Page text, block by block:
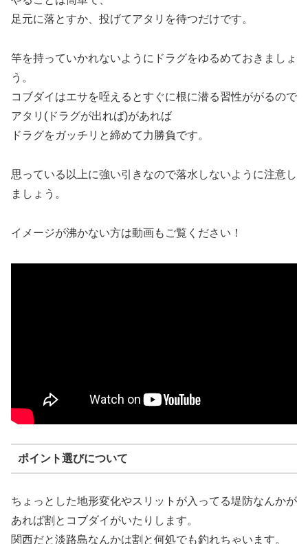
足元に落とすか、投げてアタリを待つだけです。
竿を持っていかれないようにドラグをゆるめておきましょ
う。
コブダイはエサを咥えるとすぐに根に潜る習性ががるので
アタリ(ドラグが出れば)があれば
ドラグをガッチリと締めて力勝負です。
思っている以上に強い引きなので落水しないように注意し
ましょう。
イメージが沸かない方は動画もご覧ください！
ポイント選びについて
ちょっとした地形変化やスリットが入ってる堤防なんかが
あれば割とコブダイがいたりします。
関西だと淡路島なんかは割と何処でも釣れちゃいます。